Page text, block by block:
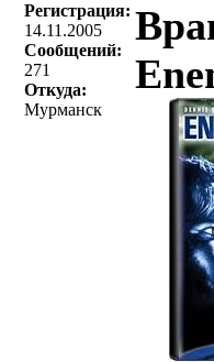
Регистрация:
14.11.2005
Сообщений:
271
Откуда:
Мурманск